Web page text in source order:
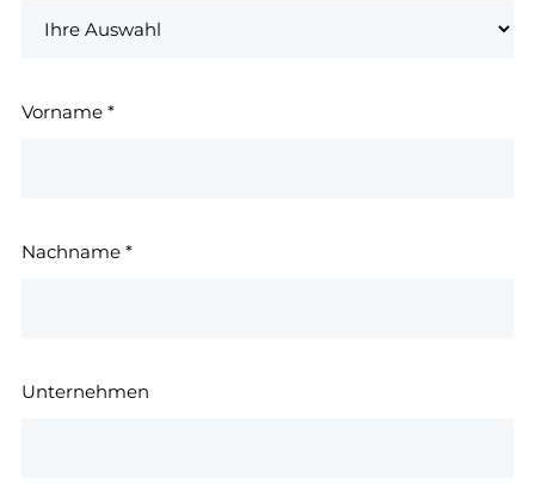
Vorname *
Nachname *
Unternehmen